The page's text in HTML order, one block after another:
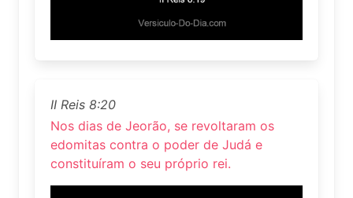
II Reis 8:20
Nos dias de Jeorão, se revoltaram os
edomitas contra o poder de Judá e
constituíram o seu próprio rei.